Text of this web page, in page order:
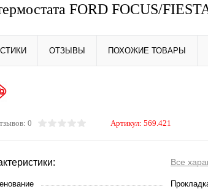
FORD FOCUS/
ОТЗЫВЫ ПОХОЖИЕ ТОВАРЫ
0 Артикул: 569.421
Все